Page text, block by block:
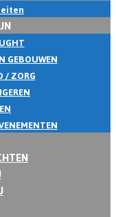
GEBOUWEN
/ ZORG